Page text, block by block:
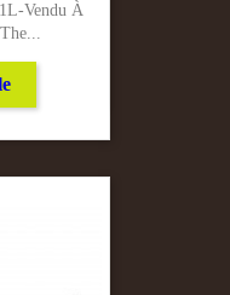
Vendu À